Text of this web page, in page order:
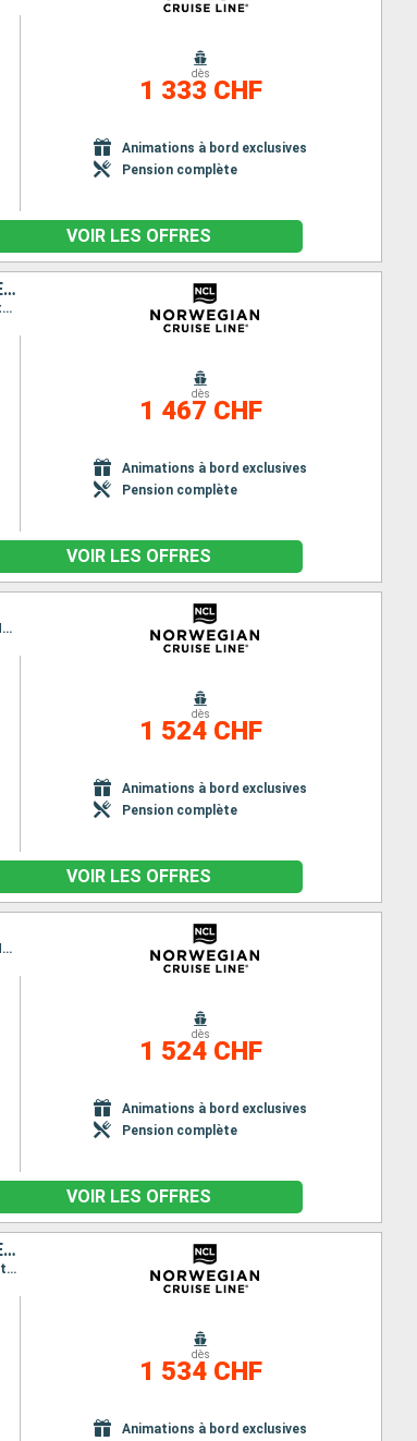
dès
1 333 CHF
Animations à bord exclusives
Pension complète
VOIR LES OFFRES
CAÏMANS (ÎLES), JAMAÏQUE, COLOMBIE, PANAMA, COSTA RICA, BELIZE, MEXIQUE, ÉTATS-UNIS
Itinéraire : Miami, Georgetown, Falmouth, Carthagene CO, Colón - Panama, Canal Panama - Lac Gatun, Puerto Limon, Harvest Caye, Cozumel, Miami
dès
1 467 CHF
Animations à bord exclusives
Pension complète
VOIR LES OFFRES
Itinéraire : Miami, Georgetown, Carthagene CO, Colón - Panama, Canal Panama - Lac Gatun, Puerto Limon, Harvest Caye, Cozumel, Miami
dès
1 524 CHF
Animations à bord exclusives
Pension complète
VOIR LES OFFRES
Itinéraire : Miami, Georgetown, Carthagene CO, Colón - Panama, Canal Panama - Lac Gatun, Puerto Limon, Harvest Caye, Cozumel, Miami
dès
1 524 CHF
Animations à bord exclusives
Pension complète
VOIR LES OFFRES
JAMAÏQUE, CAÏMANS (ÎLES), COLOMBIE, PANAMA, COSTA RICA, BELIZE, MEXIQUE, ÉTATS-UNIS
Itinéraire : Miami, Ocho Rios, Georgetown, Carthagene CO, Colón - Panama, Canal Panama - Lac Gatun, Puerto Limon, Harvest Caye, Cozumel, Miami
dès
1 534 CHF
Animations à bord exclusives